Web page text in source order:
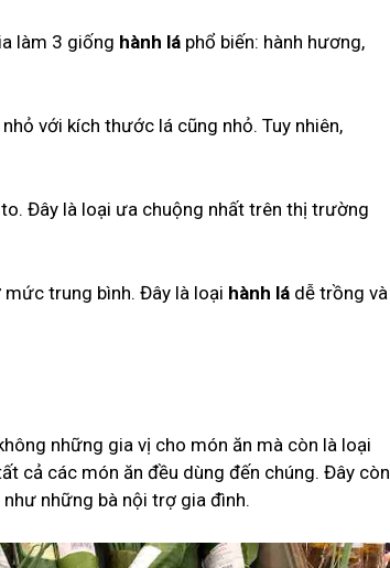
làm 3 giống hành lá phổ biến: hành hương,
với kích thước lá cũng nhỏ. Tuy nhiên,
Đây là loại ưa chuộng nhất trên thị trường
trung bình. Đây là loại hành lá dễ trồng và
những gia vị cho món ăn mà còn là loại
cả các món ăn đều dùng đến chúng. Đây còn
những bà nội trợ gia đình.